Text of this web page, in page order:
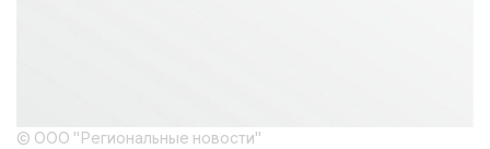
© ООО "Региональные новости"